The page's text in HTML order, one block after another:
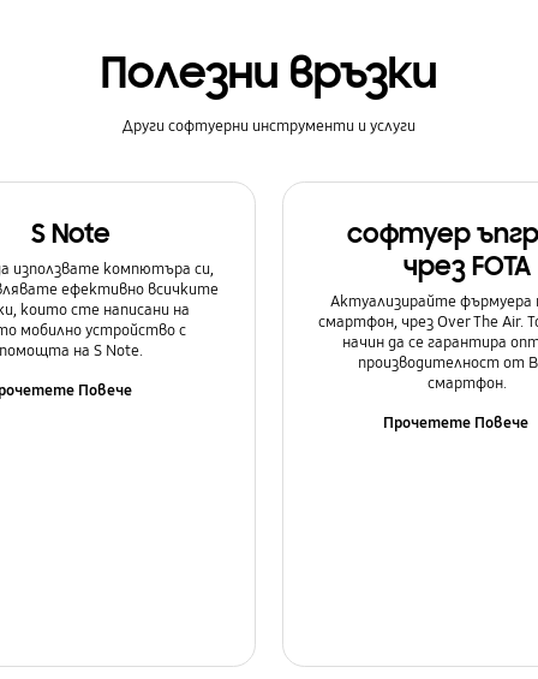
Полезни връзки
Други софтуерни инструменти и услуги
S Note
използвате компютъра си,
ефективно всичките
които сте написани на
мобилно устройство с
помощта на S Note.
Повече
софтуер
чрез FOTA
Актуализирайте фърмуера
смартфон, чрез Over The Air.
начин да се гарантира
производителност от
смартфон.
Прочетете Повече